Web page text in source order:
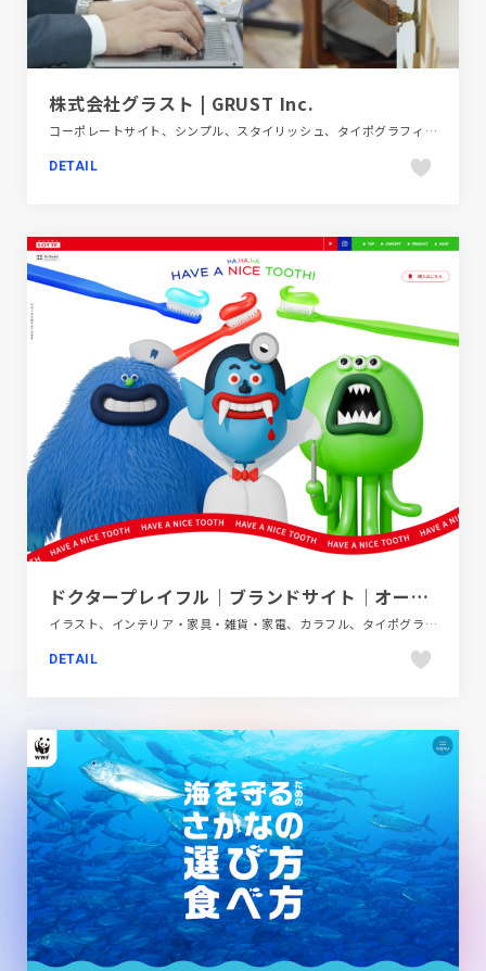
株式会社グラスト | GRUST Inc.
コーポレートサイト、シンプル、スタイリッシュ、タイポグラフィー、フラットデザイン、ブラック系 、ブランド・サービスサイト、ホワイト系、モーション多め、大きめ写真、金融・法律・人材・専門職
DETAIL
ドクタープレイフル｜ブランドサイト｜オーラルケア｜お口の恋人 ロッテ
イラスト、インテリア・家具・雑貨・家電、カラフル、タイポグラフィー、ブランド・サービスサイト、ポップ
DETAIL